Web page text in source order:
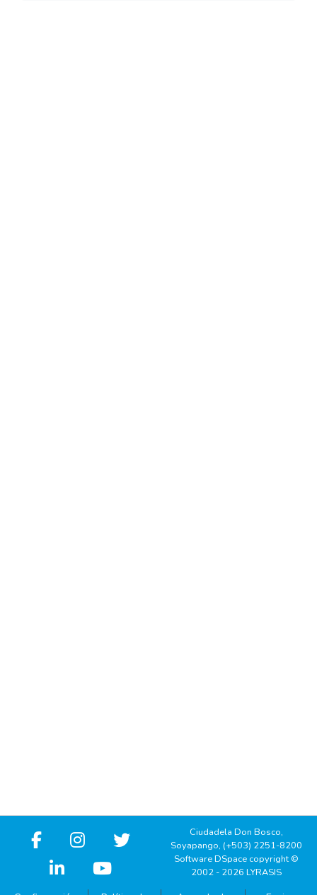
Ciudadela Don Bosco,
Soyapango, (+503) 2251-8200
Software DSpace copyright ©
2002 - 2026 LYRASIS